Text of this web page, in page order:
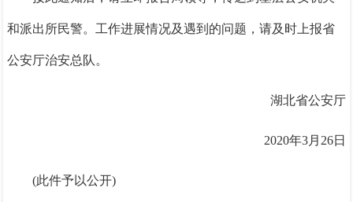
和派出所民警。工作进展情况及遇到的问题，请及时上报省
公安厅治安总队。
湖北省公安厅
2020年3月26日
(此件予以公开)